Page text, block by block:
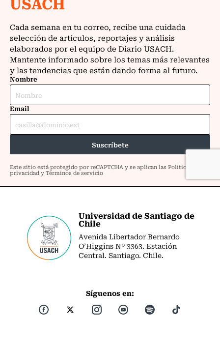
Universidad de Santiago de
Chile
Avenida Libertador Bernardo
O’Higgins Nº 3363. Estación
Central. Santiago. Chile.
Síguenos en: